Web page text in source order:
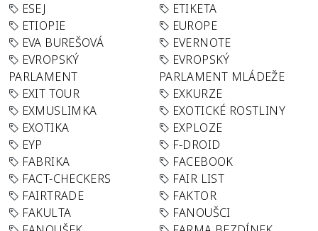
ESEJ
ETIKETA
ETIOPIE
EUROPE
EVA BUREŠOVÁ
EVERNOTE
EVROPSKÝ
PARLAMENT
EVROPSKÝ
PARLAMENT MLÁDEŽE
EXIT TOUR
EXKURZE
EXMUSLIMKA
EXOTICKÉ ROSTLINY
EXOTIKA
EXPLOZE
EYP
F-DROID
FABRIKA
FACEBOOK
FACT-CHECKERS
FAIR LIST
FAIRTRADE
FAKTOR
FAKULTA
FANOUŠCI